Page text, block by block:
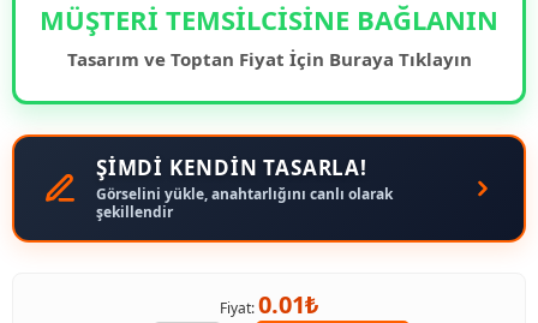
MÜŞTERİ TEMSİLCİSİNE BAĞLANIN
Tasarım ve Toptan Fiyat İçin Buraya Tıklayın
ŞİMDİ KENDİN TASARLA!
Görselini yükle, anahtarlığını canlı olarak
şekillendir
Fiyat:0.01₺